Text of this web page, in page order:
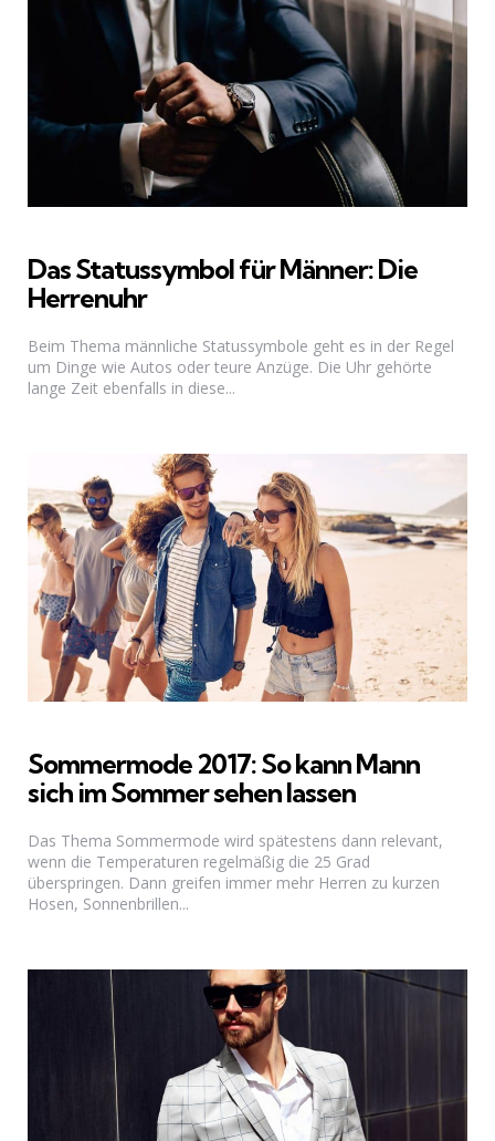
Das Statussymbol für Männer: Die
Herrenuhr
Beim Thema männliche Statussymbole geht es in der Regel
um Dinge wie Autos oder teure Anzüge. Die Uhr gehörte
lange Zeit ebenfalls in diese...
Sommermode 2017: So kann Mann
sich im Sommer sehen lassen
Das Thema Sommermode wird spätestens dann relevant,
wenn die Temperaturen regelmäßig die 25 Grad
überspringen. Dann greifen immer mehr Herren zu kurzen
Hosen, Sonnenbrillen...